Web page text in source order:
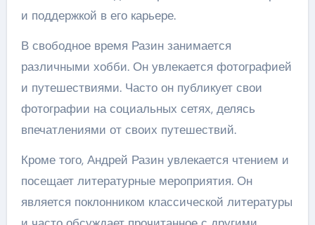
и поддержкой в его карьере.
В свободное время Разин занимается
различными хобби. Он увлекается фотографией
и путешествиями. Часто он публикует свои
фотографии на социальных сетях, делясь
впечатлениями от своих путешествий.
Кроме того, Андрей Разин увлекается чтением и
посещает литературные мероприятия. Он
является поклонником классической литературы